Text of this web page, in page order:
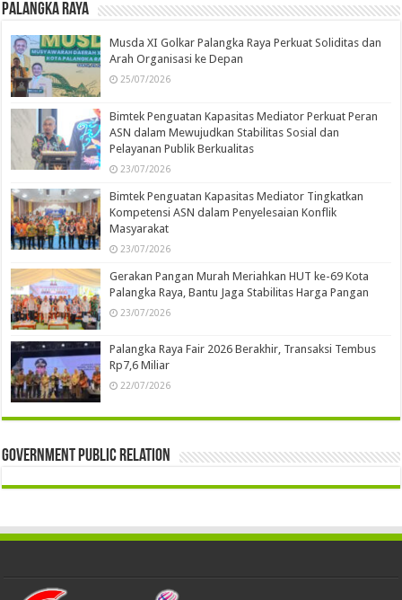
Palangka Raya
Musda XI Golkar Palangka Raya Perkuat Soliditas dan
Arah Organisasi ke Depan
25/07/2026
Bimtek Penguatan Kapasitas Mediator Perkuat Peran
ASN dalam Mewujudkan Stabilitas Sosial dan
Pelayanan Publik Berkualitas
23/07/2026
Bimtek Penguatan Kapasitas Mediator Tingkatkan
Kompetensi ASN dalam Penyelesaian Konflik
Masyarakat
23/07/2026
Gerakan Pangan Murah Meriahkan HUT ke-69 Kota
Palangka Raya, Bantu Jaga Stabilitas Harga Pangan
23/07/2026
Palangka Raya Fair 2026 Berakhir, Transaksi Tembus
Rp7,6 Miliar
22/07/2026
Government Public Relation